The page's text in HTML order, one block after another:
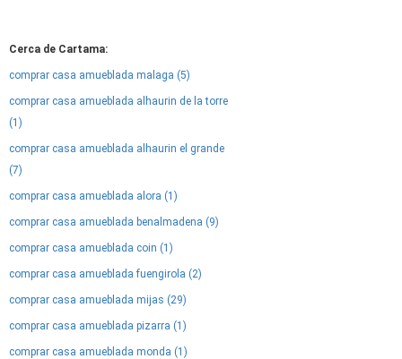
Cerca de Cartama:
comprar casa amueblada malaga (5)
comprar casa amueblada alhaurin de la torre
(1)
comprar casa amueblada alhaurin el grande
(7)
comprar casa amueblada alora (1)
comprar casa amueblada benalmadena (9)
comprar casa amueblada coin (1)
comprar casa amueblada fuengirola (2)
comprar casa amueblada mijas (29)
comprar casa amueblada pizarra (1)
comprar casa amueblada monda (1)